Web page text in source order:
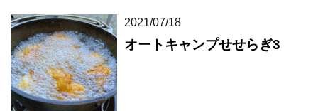
2021/07/18
オートキャンプせせらぎ3